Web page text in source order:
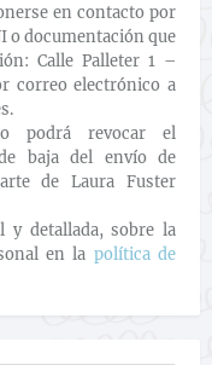
en contacto por
o documentación que
Calle Palleter 1 –
correo electrónico a
podrá revocar el
baja del envío de
de Laura Fuster
y detallada, sobre la
en la política de